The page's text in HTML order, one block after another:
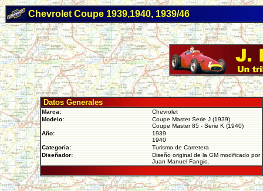
Chevrolet Coupe 1939,1940, 1939/46
Datos Generales
Marca:
Chevrolet
Modelo:
Coupe Master Serie J (1939)
Coupe Master 85 - Serie K (1940)
Año:
1939
1940
Categoría:
Turismo de Carretera
Diseñador:
Diseño original de la GM modificado por
Juan Manuel Fangio.